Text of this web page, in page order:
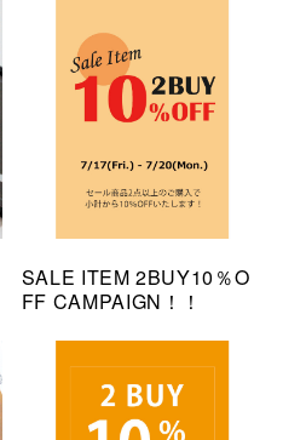
SALE ITEM 2BUY10％O
FF CAMPAIGN！！